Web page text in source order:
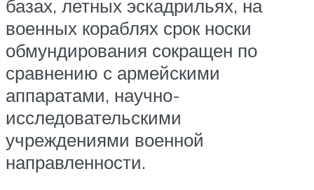
базах, летных эскадрильях, на
военных кораблях срок носки
обмундирования сокращен по
сравнению с армейскими
аппаратами, научно-
исследовательскими
учреждениями военной
направленности.